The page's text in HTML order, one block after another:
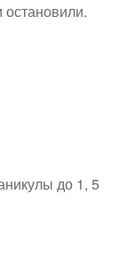
до 1, 5